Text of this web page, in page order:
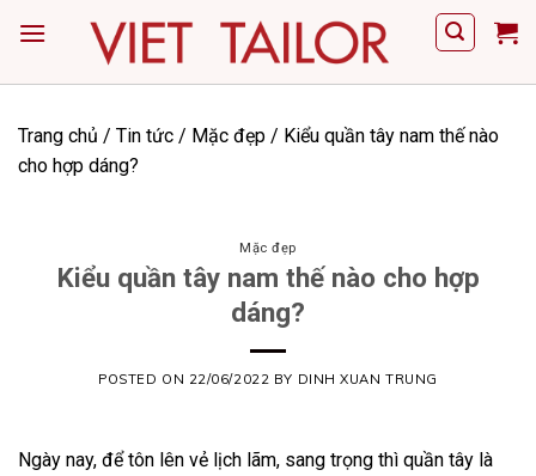
Trang chủ / Tin tức / Mặc đẹp / Kiểu quần tây nam thế nào
cho hợp dáng?
Mặc đẹp
Kiểu quần tây nam thế nào cho hợp
dáng?
POSTED ON 22/06/2022 BY DINH XUAN TRUNG
Ngày nay, để tôn lên vẻ lịch lãm, sang trọng thì quần tây là